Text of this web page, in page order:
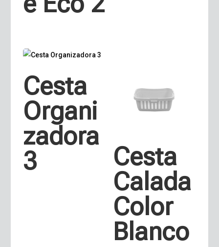
Cesta
Organi
zadora
3
Cesta
Calada
Color
Blanco